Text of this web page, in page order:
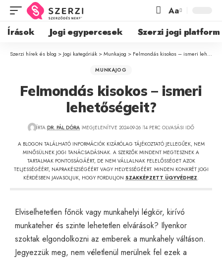
Aa
Írások Jogi egypercesek Szerzi jogi platform
Szerzi hírek és blog > Jogi kategóriák >Munkajog > Felmondás kisokos – ismeri lehetőségeit?
MUNKAJOG
Felmondás kisokos – ismeri
lehetőségeit?
ÍRTA:DR. PÁL DÓRA MEGJELENÍTVE 2024-09-26 14 PERC OLVASÁSI IDŐ
A BLOGON TALÁLHATÓ INFORMÁCIÓK KIZÁRÓLAG TÁJÉKOZTATÓ JELLEGŰEK, NEM
MINŐSÜLNEK JOGI TANÁCSADÁSNAK. A SZERZŐK MINDENT MEGTESZNEK A
TARTALMAK PONTOSSÁGÁÉRT, DE NEM VÁLLALNAK FELELŐSSÉGET AZOK
TELJESSÉGÉÉRT, NAPRAKÉSZSÉGÉÉRT VAGY HELYESSÉGÉÉRT. MINDEN KONKRÉT JOGI
KÉRDÉSBEN JAVASOLJUK, HOGY FORDULJON SZAKKÉPZETT ÜGYVÉDHEZ.
Elviselhetetlen főnök vagy munkahelyi légkör, kirívó
munkateher és szinte lehetetlen elvárások? Ilyenkor
szoktak elgondolkozni az emberek a munkahely váltáson.
Jegyezzük meg, nem véletlenül merülnek fel ezek a